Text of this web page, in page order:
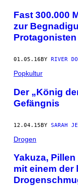
Fast 300.000
zur
01.05.16BY RIVER
Popkultur
Der „König
Gefängnis
12.04.15BY SARAH
Drogen
Yakuza,
mit einem der